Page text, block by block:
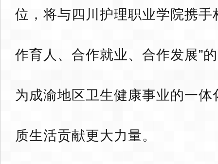
位，将与四川护理职业学院携手
作育人、合作就业、合作发展”
为成渝地区卫生健康事业的一
质生活贡献更大力量。